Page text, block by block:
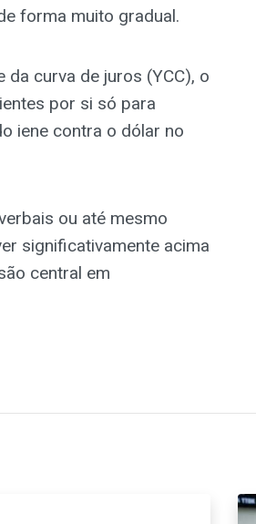
forma muito gradual.
curva de juros (YCC), o
por si só para
iene contra o dólar no
ou até mesmo
significativamente acima
central em